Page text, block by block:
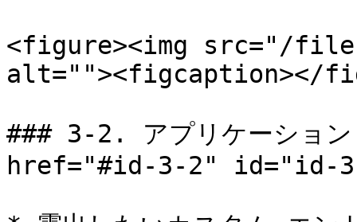
<figure><img src="/files/
alt=""><figcaption></
### 3-2. アプリケーション
href="#id-3-2" id="id-